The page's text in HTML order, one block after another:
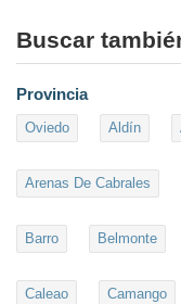
Buscar
Provincia
Oviedo Aldín
Arenas De Cabrales
Barro Belmonte
Caleao Camango